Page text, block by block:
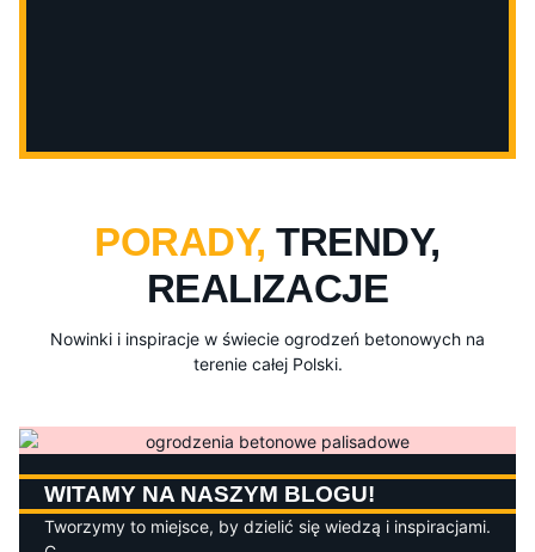
PORADY,TRENDY,
REALIZACJE
Nowinki i inspiracje w świecie ogrodzeń betonowych na
terenie całej Polski.
WITAMY NA NASZYM BLOGU!
Tworzymy to miejsce, by dzielić się wiedzą i inspiracjami.